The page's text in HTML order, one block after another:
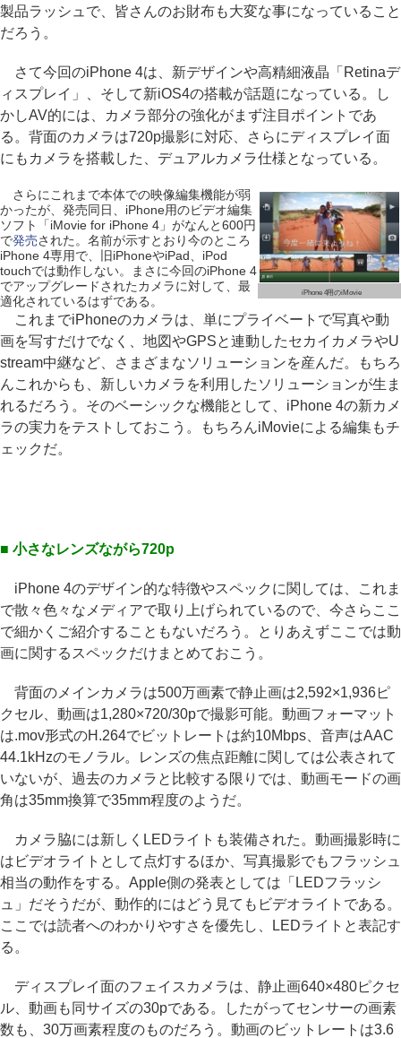
製品ラッシュで、皆さんのお財布も大変な事になっていること
だろう。
さて今回のiPhone 4は、新デザインや高精細液晶「Retinaデ
ィスプレイ」、そして新iOS4の搭載が話題になっている。し
かしAV的には、カメラ部分の強化がまず注目ポイントであ
る。背面のカメラは720p撮影に対応、さらにディスプレイ面
にもカメラを搭載した、デュアルカメラ仕様となっている。
iPhone 4用のiMovie
さらにこれまで本体での映像編集機能が弱
かったが、発売同日、iPhone用のビデオ編集
ソフト「iMovie for iPhone 4」がなんと600円
で発売された。名前が示すとおり今のところ
iPhone 4専用で、旧iPhoneやiPad、iPod
touchでは動作しない。まさに今回のiPhone 4
でアップグレードされたカメラに対して、最
適化されているはずである。
これまでiPhoneのカメラは、単にプライベートで写真や動
画を写すだけでなく、地図やGPSと連動したセカイカメラやU
stream中継など、さまざまなソリューションを産んだ。もちろ
んこれからも、新しいカメラを利用したソリューションが生ま
れるだろう。そのベーシックな機能として、iPhone 4の新カメ
ラの実力をテストしておこう。もちろんiMovieによる編集もチ
ェックだ。
■ 小さなレンズながら720p
iPhone 4のデザイン的な特徴やスペックに関しては、これま
で散々色々なメディアで取り上げられているので、今さらここ
で細かくご紹介することもないだろう。とりあえずここでは動
画に関するスペックだけまとめておこう。
背面のメインカメラは500万画素で静止画は2,592×1,936ピ
クセル、動画は1,280×720/30pで撮影可能。動画フォーマット
は.mov形式のH.264でビットレートは約10Mbps、音声はAAC
44.1kHzのモノラル。レンズの焦点距離に関しては公表されて
いないが、過去のカメラと比較する限りでは、動画モードの画
角は35mm換算で35mm程度のようだ。
カメラ脇には新しくLEDライトも装備された。動画撮影時に
はビデオライトとして点灯するほか、写真撮影でもフラッシュ
相当の動作をする。Apple側の発表としては「LEDフラッシ
ュ」だそうだが、動作的にはどう見てもビデオライトである。
ここでは読者へのわかりやすさを優先し、LEDライトと表記す
る。
ディスプレイ面のフェイスカメラは、静止画640×480ピクセ
ル、動画も同サイズの30pである。したがってセンサーの画素
数も、30万画素程度のものだろう。動画のビットレートは3.6